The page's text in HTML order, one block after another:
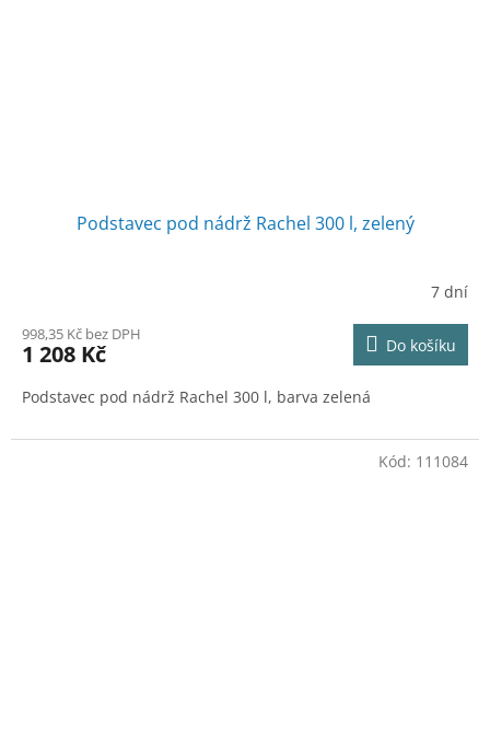
Podstavec pod nádrž Rachel 300 l, zelený
7 dní
998,35 Kč bez DPH
1 208 Kč Do košíku
Podstavec pod nádrž Rachel 300 l, barva zelená
Kód: 111084